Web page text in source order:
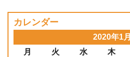
カレンダー
2020年1月
月
火 水 木